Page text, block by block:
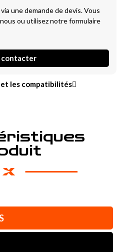
une demande de devis. Vous
ou utilisez notre formulaire
contacter
les compatibilités